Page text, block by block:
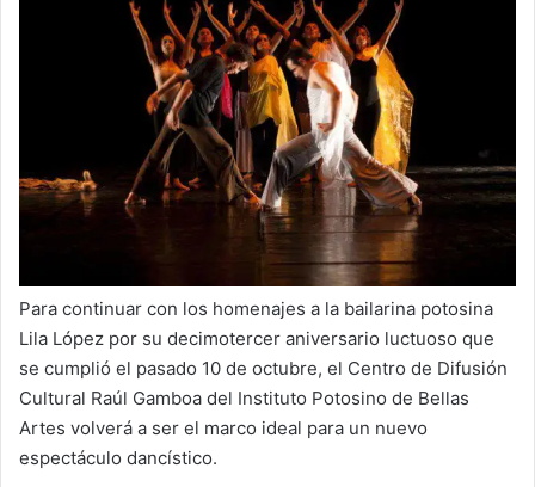
Para continuar con los homenajes a la bailarina potosina
Lila López por su decimotercer aniversario luctuoso que
se cumplió el pasado 10 de octubre, el Centro de Difusión
Cultural Raúl Gamboa del Instituto Potosino de Bellas
Artes volverá a ser el marco ideal para un nuevo
espectáculo dancístico.